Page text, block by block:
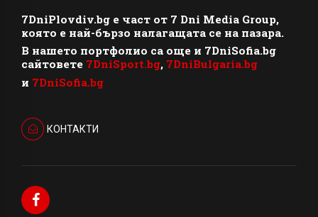
7DniPlovdiv.bg e част от 7 Dni Media Group,
която е най-бързо налагащата се на пазара.
В нашето портфолио са още и 7DniSofia.bg
сайтовете 7DniSport.bg, 7DniBulgaria.bg
и 7DniSofia.bg
КОНТАКТИ